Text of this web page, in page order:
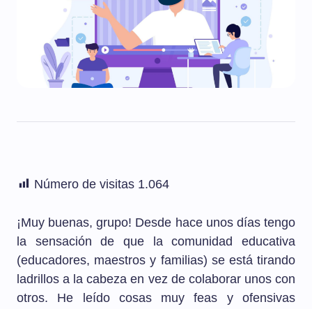
Número de visitas 1.064
¡Muy buenas, grupo! Desde hace unos días tengo
la sensación de que la comunidad educativa
(educadores, maestros y familias) se está tirando
ladrillos a la cabeza en vez de colaborar unos con
otros. He leído cosas muy feas y ofensivas